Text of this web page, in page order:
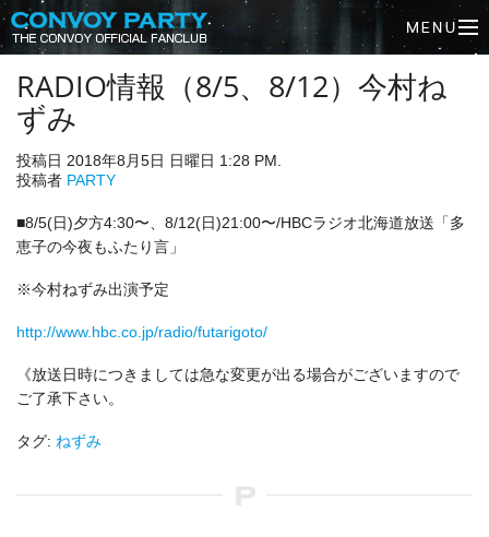
RADIO情報（8/5、8/12）今村ね
ずみ
投稿日 2018年8月5日 日曜日 1:28 PM.
投稿者 PARTY
■8/5(日)夕方4:30〜、8/12(日)21:00〜/HBCラジオ北海道放送「多
恵子の今夜もふたり言」
※今村ねずみ出演予定
http://www.hbc.co.jp/radio/futarigoto/
《放送日時につきましては急な変更が出る場合がございますので
ご了承下さい。
タグ: ねずみ